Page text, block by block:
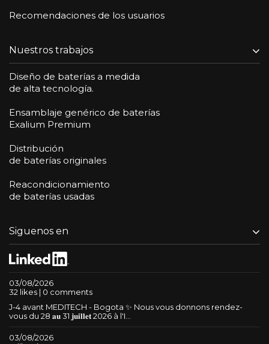
Recomendaciones de los usuarios
Nuestros trabajos
Diseño de baterías a medida
de alta tecnología.
Ensamblaje genérico de baterías
Exalium Premium
Distribución
de baterías originales
Reacondicionamiento
de baterías usadas
Siguenos en
03/08/2026
32 likes | 0 comments
J-4 avant MEDITECH - Bogota ✨ Nous vous donnons rendez-
vous du 28 𝐚𝐮 31 𝐣𝐮𝐢𝐥𝐥𝐞𝐭 2026 à l'I...
03/08/2026